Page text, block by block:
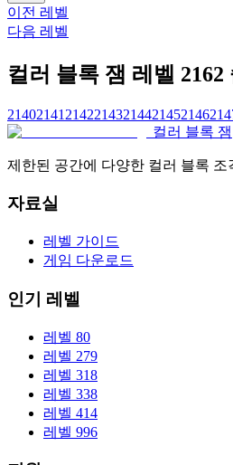
이전 레벨
다음 레벨
컬러 블록 잼 레벨 2162
21402141 21422143214421452146
컬러 블록 잼
제한된 공간에 다양한 컬러 블록
자료실
레벨 가이드
게임 다운로드
인기 레벨
레벨 80
레벨 279
레벨 318
레벨 338
레벨 414
레벨 996